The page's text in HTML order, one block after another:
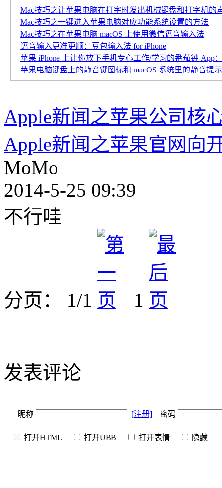
Mac技巧之让苹果电脑在打字时发出机械键盘和打字机的
Mac技巧之一键进入苹果电脑对应功能系统设置的方法
Mac技巧之在苹果电脑 macOS 上使用微信语音输入法
语音输入更准更顺：豆包输入法 for iPhone
苹果 iPhone 上让你放下手机专心工作/学习的番茄钟 App
苹果电脑键盘上的静音键图标和 macOS 系统里的静音提
Apple新闻之苹果公司核
Apple新闻之苹果官网向
MoMo
2014-5-25 09:39
不行哇
分页： 1/1 1
发表评论
昵称 [注册] 密码
打开HTML 打开UBB 打开表情 隐